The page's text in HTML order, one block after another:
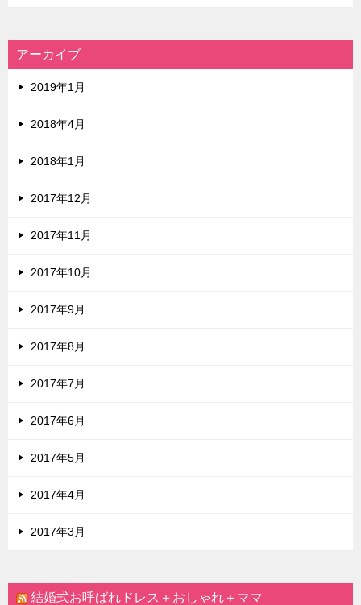
アーカイブ
2019年1月
2018年4月
2018年1月
2017年12月
2017年11月
2017年10月
2017年9月
2017年8月
2017年7月
2017年6月
2017年5月
2017年4月
2017年3月
結婚式お呼ばれドレス＋おしゃれ＋ママ